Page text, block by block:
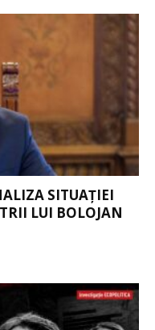
SITUAȚIEI
LUI BOLOJAN